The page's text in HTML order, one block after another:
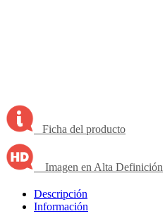
Ficha del producto
Imagen en Alta Definición
Descripción
Información